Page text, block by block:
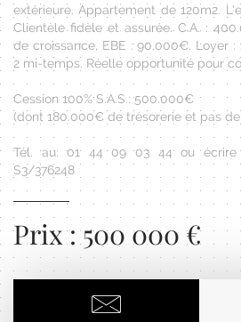
extérieure. Appartement de 120m2.
Clientèle fidèle et assurée. C.A. :
de croissance, EBE : 90.000€. Loyer :
2 mi-temps. Réelle opportunité pour
Cession 100% S.A.S.: 500.000€
(dont 180.000€ de trésorerie et pas
Tél. au: 01 44 09 03 44 ou écrire
S3/376248
Prix : 500 000 €